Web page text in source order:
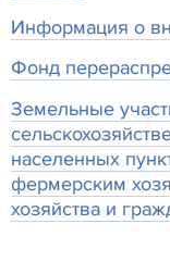
Информация о
Фонд
Земельные
населенных
фермерским
хозяйства и